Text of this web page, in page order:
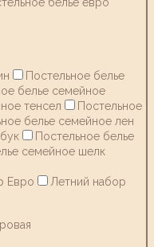
Постельное белье
белье семейное
тенсел
Постельное
белье семейное лен
Постельное белье
семейное шелк
Евро
Летний набор